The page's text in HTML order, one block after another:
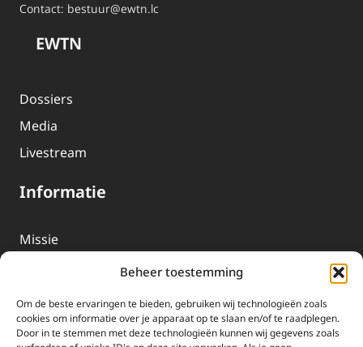
Beheer toestemming
Om de beste ervaringen te bieden, gebruiken wij technologieën zoals
cookies om informatie over je apparaat op te slaan en/of te raadplegen.
Door in te stemmen met deze technologieën kunnen wij gegevens zoals
Contact: bestuur@ewtn.lc
EWTN
Dossiers
Media
Livestream
Informatie
Missie
EWTN-Team